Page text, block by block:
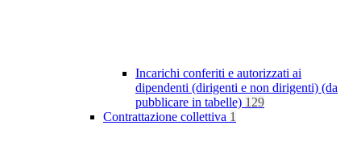
Incarichi conferiti e autorizzati ai
dipendenti (dirigenti e non dirigenti) (da
pubblicare in tabelle) 129
Contrattazione collettiva 1